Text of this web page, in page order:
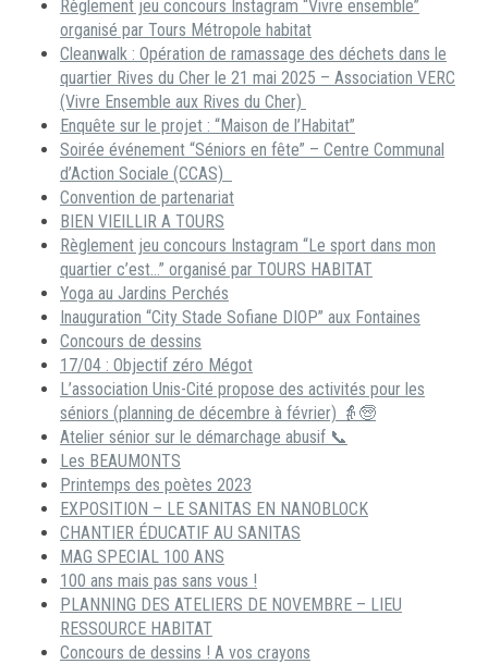
Règlement jeu concours Instagram “Vivre ensemble”
organisé par Tours Métropole habitat
Cleanwalk : Opération de ramassage des déchets dans le
quartier Rives du Cher le 21 mai 2025 – Association VERC
(Vivre Ensemble aux Rives du Cher)
Enquête sur le projet : “Maison de l’Habitat”
Soirée événement “Séniors en fête” – Centre Communal
d’Action Sociale (CCAS)
Convention de partenariat
BIEN VIEILLIR A TOURS
Règlement jeu concours Instagram “Le sport dans mon
quartier c’est…” organisé par TOURS HABITAT
Yoga au Jardins Perchés
Inauguration “City Stade Sofiane DIOP” aux Fontaines
Concours de dessins
17/04 : Objectif zéro Mégot
L’association Unis-Cité propose des activités pour les
séniors (planning de décembre à février) 👵🧓
Atelier sénior sur le démarchage abusif 📞
Les BEAUMONTS
Printemps des poètes 2023
EXPOSITION – LE SANITAS EN NANOBLOCK
CHANTIER ÉDUCATIF AU SANITAS
MAG SPECIAL 100 ANS
100 ans mais pas sans vous !
PLANNING DES ATELIERS DE NOVEMBRE – LIEU
RESSOURCE HABITAT
Concours de dessins ! A vos crayons